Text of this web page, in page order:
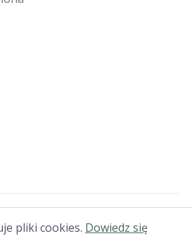
Wszelkie prawa zastrzeżone.
pliki cookies. Dowiedz się